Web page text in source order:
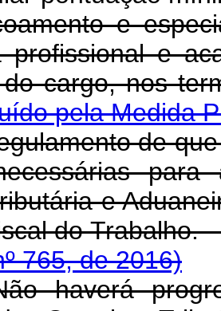
e
profissional e
do cargo, nos
pela Medida
de
e
Fiscal do
765, de 2016)
haverá